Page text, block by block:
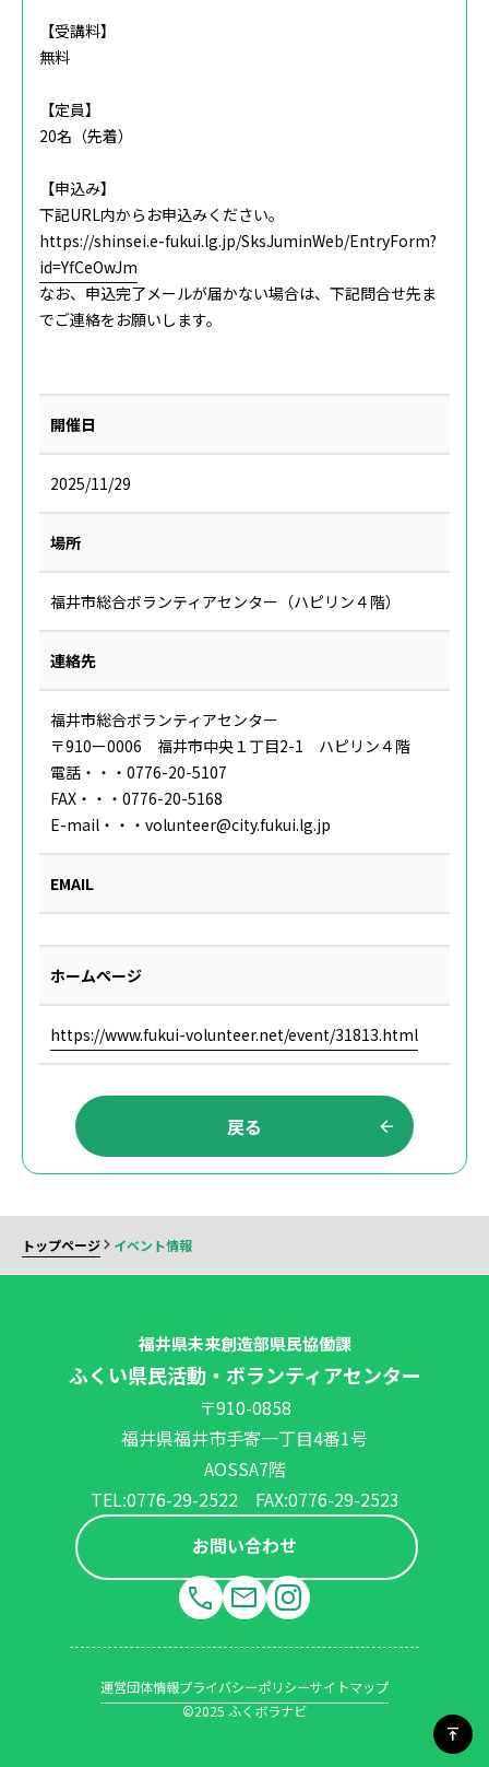
【受講料】
無料
【定員】
20名（先着）
【申込み】
下記URL内からお申込みください。
https://shinsei.e-fukui.lg.jp/SksJuminWeb/EntryForm?
id=YfCeOwJm
なお、申込完了メールが届かない場合は、下記問合せ先ま
でご連絡をお願いします。
開催日
2025/11/29
場所
福井市総合ボランティアセンター（ハピリン４階）
連絡先
福井市総合ボランティアセンター
〒910ー0006 福井市中央１丁目2-1 ハピリン４階
電話・・・0776-20-5107
FAX・・・0776-20-5168
E-mail・・・volunteer@city.fukui.lg.jp
EMAIL
ホームページ
https://www.fukui-volunteer.net/event/31813.html
戻る
トップページ イベント情報
福井県未来創造部県民協働課
ふくい県民活動・ボランティアセンター
〒910-0858
福井県福井市手寄一丁目4番1号
AOSSA7階
TEL:0776-29-2522 FAX:0776-29-2523
お問い合わせ
運営団体情報プライバシーポリシーサイトマップ
©2025 ふくボラナビ